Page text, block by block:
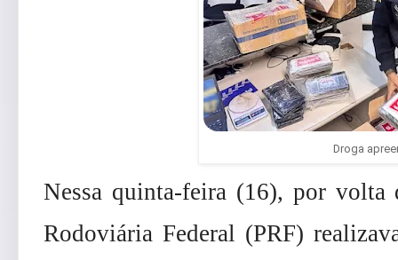
Droga
Nessa quinta-feira (16), por volta
Rodoviária Federal (PRF)